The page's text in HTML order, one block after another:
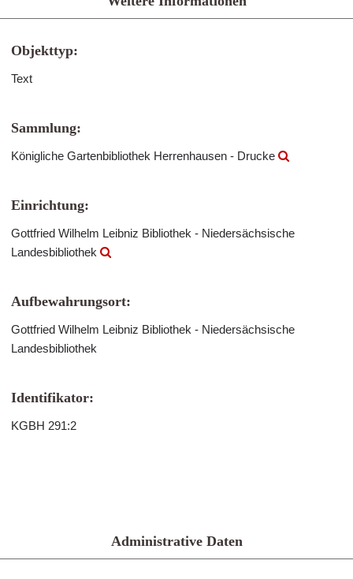
Objekttyp:
Text
Sammlung:
Königliche Gartenbibliothek Herrenhausen - Drucke
Einrichtung:
Gottfried Wilhelm Leibniz Bibliothek - Niedersächsische
Landesbibliothek
Aufbewahrungsort:
Gottfried Wilhelm Leibniz Bibliothek - Niedersächsische
Landesbibliothek
Identifikator:
KGBH 291:2
Administrative Daten